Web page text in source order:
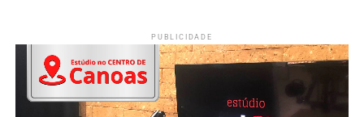
PUBLICIDADE